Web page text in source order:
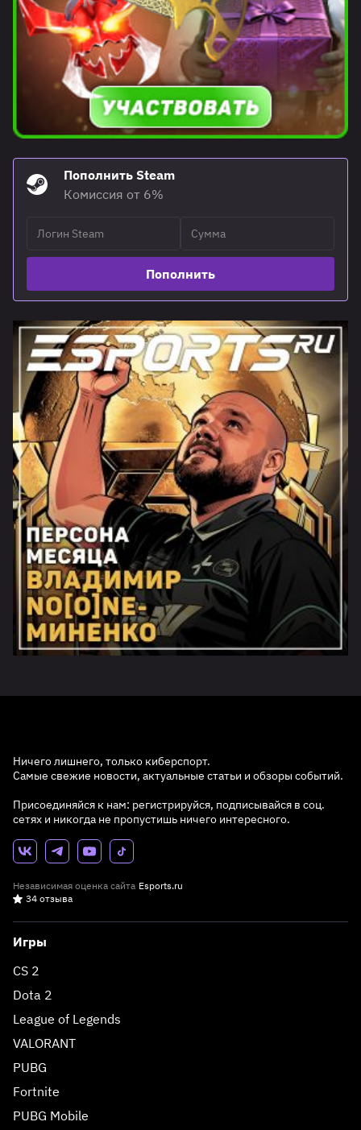
Пополнить Steam
Комиссия от 6%
Пополнить
Ничего лишнего, только киберспорт.
Самые свежие новости, актуальные статьи и обзоры событий.
Присоединяйся к нам: регистрируйся, подписывайся в соц.
сетях и никогда не пропустишь ничего интересного.
Независимая оценка сайта Esports.ru
34 отзыва
Игры
CS 2
Dota 2
League of Legends
VALORANT
PUBG
Fortnite
PUBG Mobile